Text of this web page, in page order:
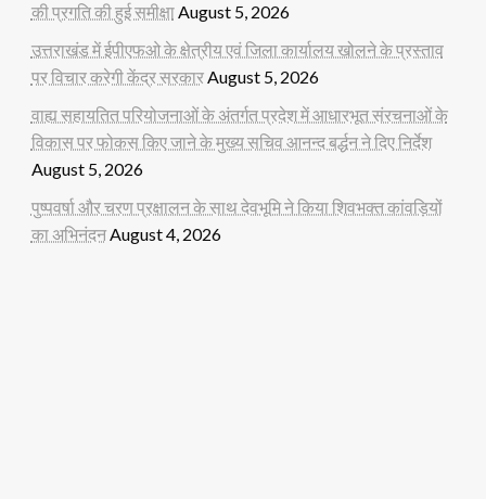
की प्रगति की हुई समीक्षाAugust 5, 2026
उत्तराखंड में ईपीएफओ के क्षेत्रीय एवं जिला कार्यालय खोलने के प्रस्ताव
पर विचार करेगी केंद्र सरकारAugust 5, 2026
वाह्य सहायतित परियोजनाओं के अंतर्गत प्रदेश में आधारभूत संरचनाओं के
विकास पर फोकस किए जाने के मुख्य सचिव आनन्द बर्द्धन ने दिए निर्देश
August 5, 2026
पुष्पवर्षा और चरण प्रक्षालन के साथ देवभूमि ने किया शिवभक्त कांवड़ियों
का अभिनंदनAugust 4, 2026